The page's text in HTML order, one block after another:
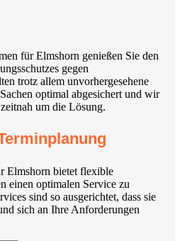
für Elmshorn genießen Sie den
gegen
trotz allem unvorhergesehene
optimal abgesichert und wir
um die Lösung.
Elmshorn bietet flexible
einen optimalen Service zu
sind so ausgerichtet, dass sie
sich an Ihre Anforderungen